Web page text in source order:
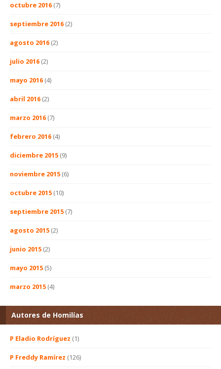
octubre 2016 (7)
septiembre 2016 (2)
agosto 2016 (2)
julio 2016 (2)
mayo 2016 (4)
abril 2016 (2)
marzo 2016 (7)
febrero 2016 (4)
diciembre 2015 (9)
noviembre 2015 (6)
octubre 2015 (10)
septiembre 2015 (7)
agosto 2015 (2)
junio 2015 (2)
mayo 2015 (5)
marzo 2015 (4)
Autores de Homilías
P Eladio Rodríguez (1)
P Freddy Ramírez (126)